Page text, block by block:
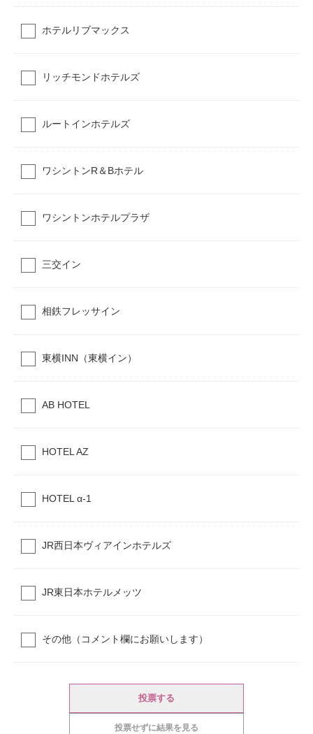
ホテルリブマックス
リッチモンドホテルズ
ルートインホテルズ
ワシントンR＆Bホテル
ワシントンホテルプラザ
三交イン
相鉄フレッサイン
東横INN（東横イン）
AB HOTEL
HOTEL AZ
HOTEL α-1
JR西日本ヴィアインホテルズ
JR東日本ホテルメッツ
その他（コメント欄にお願いします）
投票する
投票せずに結果を見る